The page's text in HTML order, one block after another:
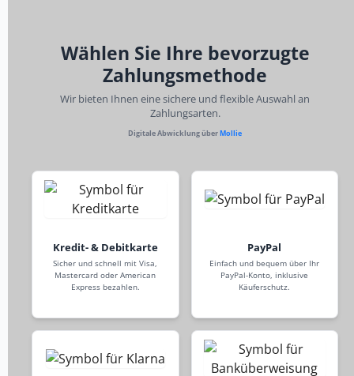
Wählen Sie Ihre bevorzugte
Zahlungsmethode
Wir bieten Ihnen eine sichere und flexible Auswahl an
Zahlungsarten.
Digitale Abwicklung über Mollie
Kredit- & Debitkarte
Sicher und schnell mit Visa,
Mastercard oder American
Express bezahlen.
PayPal
Einfach und bequem über Ihr
PayPal-Konto, inklusive
Käuferschutz.